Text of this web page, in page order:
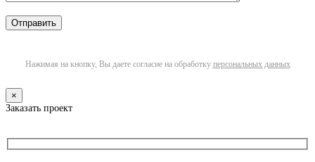
Нажимая на кнопку, Вы даете согласие на обработку персональных данных
×
Заказать проект